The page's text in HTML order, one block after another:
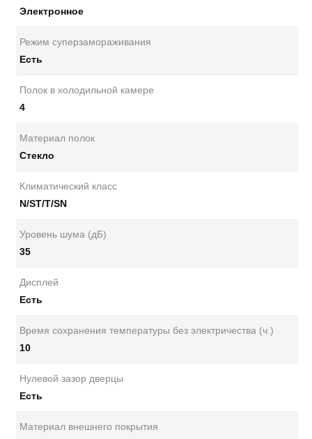
Электронное
Режим суперзамораживания
Есть
Полок в холодильной камере
4
Материал полок
Стекло
Климатический класс
N/ST/T/SN
Уровень шума (дБ)
35
Дисплей
Есть
Время сохранения температуры без электричества (ч.)
10
Нулевой зазор дверцы
Есть
Материал внешнего покрытия